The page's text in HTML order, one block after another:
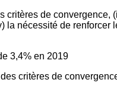
critères de convergence,
la nécessité de renforcer
3,4% en 2019
critères de